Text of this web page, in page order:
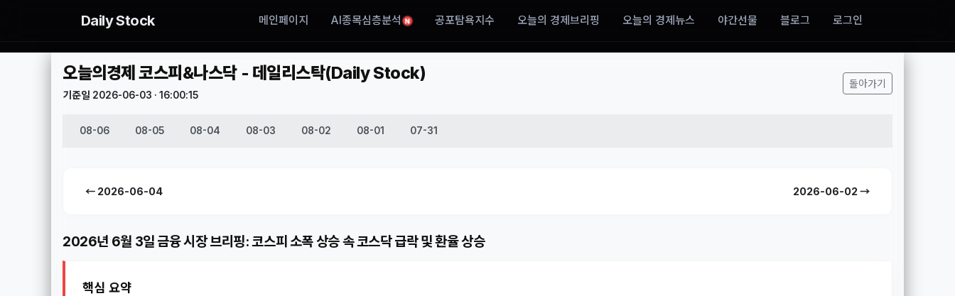
Daily Stock 메인페이지 AI종목심층분석 N 공포탐욕지수 오늘의 경제브리핑 오늘의 경제뉴스 야간선물 블로그 로그인
오늘의경제 코스피&나스닥 - 데일리스탁(Daily Stock)
기준일 2026-06-03 · 16:00:15
돌아가기
08-06 08-05 08-04 08-03 08-02 08-01 07-31
← 2026-06-04 2026-06-02 →
2026년 6월 3일 금융 시장 브리핑: 코스피 소폭 상승 속 코스닥 급락 및 환율 상승
핵심 요약